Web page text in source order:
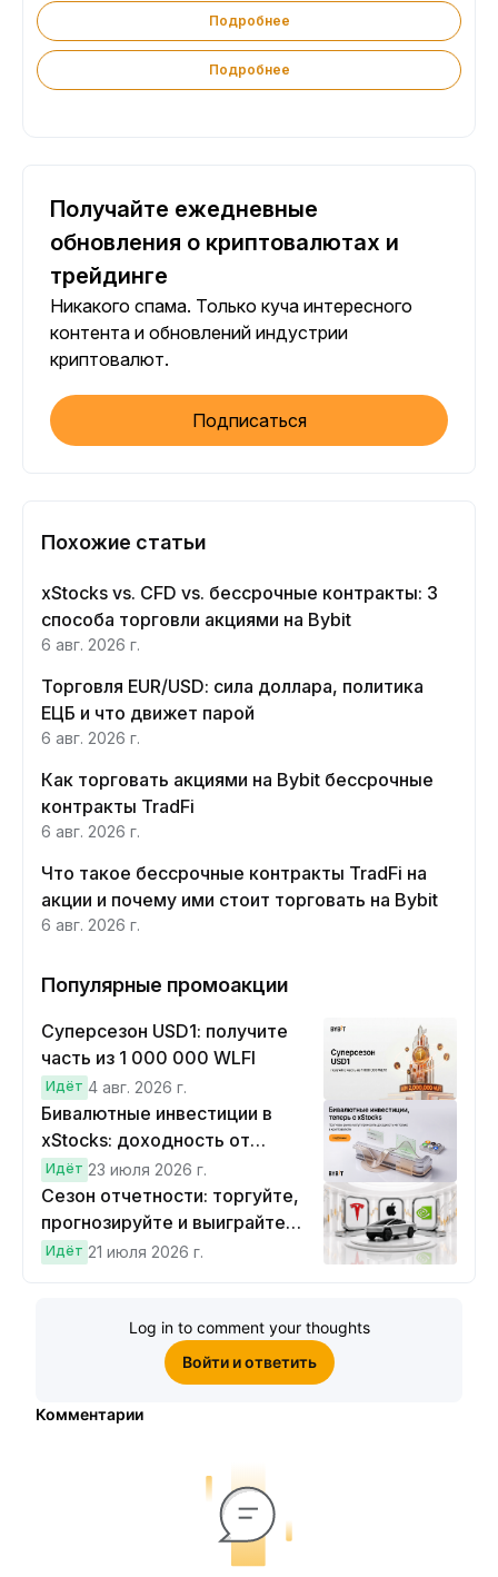
Подробнее
Подробнее
Получайте ежедневные
обновления о криптовалютах и
трейдинге
Никакого спама. Только куча интересного
контента и обновлений индустрии
криптовалют.
Подписаться
Похожие статьи
xStocks vs. CFD vs. бессрочные контракты: 3
способа торговли акциями на Bybit
6 авг. 2026 г.
Торговля EUR/USD: сила доллара, политика
ЕЦБ и что движет парой
6 авг. 2026 г.
Как торговать акциями на Bybit бессрочные
контракты TradFi
6 авг. 2026 г.
Что такое бессрочные контракты TradFi на
акции и почему ими стоит торговать на Bybit
6 авг. 2026 г.
Популярные промоакции
Суперсезон USD1: получите
часть из 1 000 000 WLFI
Идёт 4 авг. 2026 г.
Бивалютные инвестиции в
xStocks: доходность от
прогнозов
Идёт 23 июля 2026 г.
Сезон отчетности: торгуйте,
прогнозируйте и выиграйте
Cybertruck!
Идёт 21 июля 2026 г.
Log in to comment your thoughts
Войти и ответить
Комментарии